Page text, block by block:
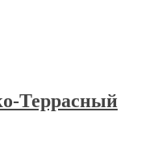
Террасный